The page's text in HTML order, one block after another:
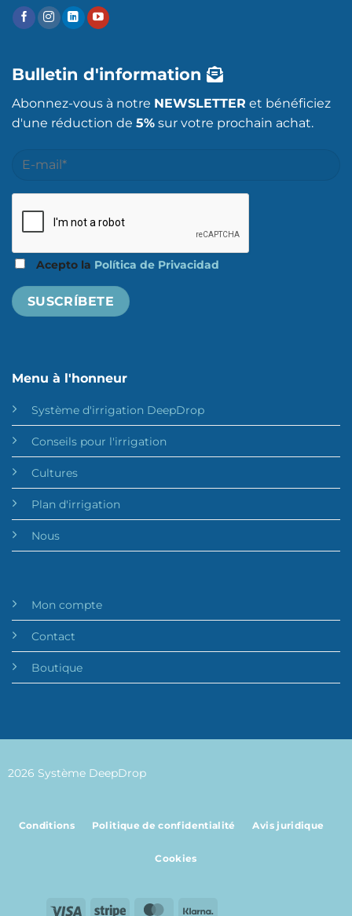
Menu à l'honneur
Système d'irrigation DeepDrop
Conseils pour l'irrigation
Cultures
Plan d'irrigation
Nous
Mon compte
Contact
Boutique
Bulletin d'information
Abonnez-vous à notre NEWSLETTER et bénéficiez
d'une réduction de 5% sur votre prochain achat.
Acepto la Política de Privacidad
2026 Système DeepDrop
Visa Stripe MasterCard
Conditions Politique de confidentialité Avis juridique
Cookies